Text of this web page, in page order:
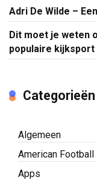
Adri De Wilde –
Dit moet je weten
populaire kijksport
Categorieën
Algemeen
American Football
Apps